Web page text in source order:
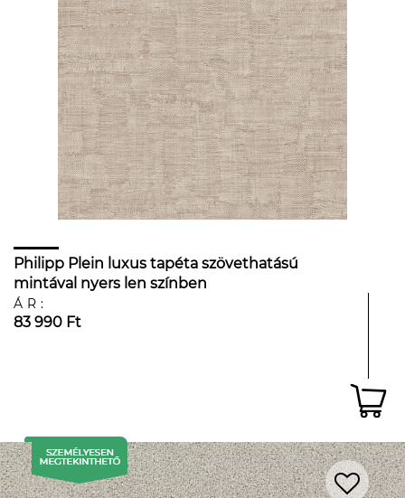
Philipp Plein luxus tapéta szövethatású
mintával nyers len színben
ÁR:
83 990 Ft